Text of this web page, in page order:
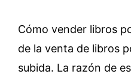
Cómo vender libros
de la venta de libros
subida. La razón de